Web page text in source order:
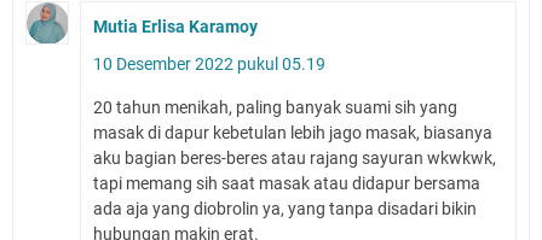
Mutia Erlisa Karamoy
10 Desember 2022 pukul 05.19
20 tahun menikah, paling banyak suami sih yang
masak di dapur kebetulan lebih jago masak, biasanya
aku bagian beres-beres atau rajang sayuran wkwkwk,
tapi memang sih saat masak atau didapur bersama
ada aja yang diobrolin ya, yang tanpa disadari bikin
hubungan makin erat.